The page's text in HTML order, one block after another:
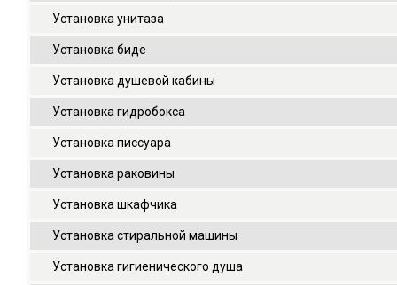
Установка унитаза
Установка биде
Установка душевой кабины
Установка гидробокса
Установка писсуара
Установка раковины
Установка шкафчика
Установка стиральной машины
Установка гигиенического душа